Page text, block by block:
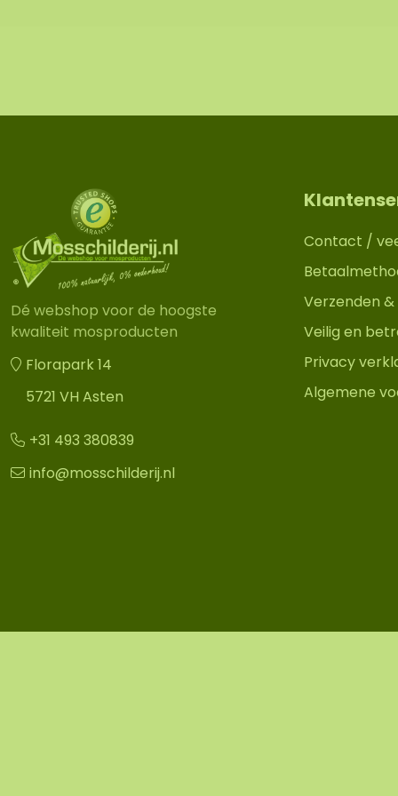
aangeschafte mosschilderij afwijken van de
maat wensen? Neem contact met ons op via
Dé webshop voor de hoogste
kwaliteit mosproducten
Florapark 14
5721 VH Asten
+31 493 380839
info@mosschilderij.nl
Contact /
Verzenden
Veilig en
Privacy
Algemene